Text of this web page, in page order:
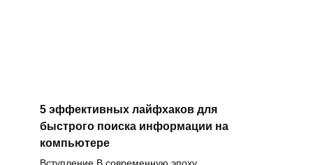
5 эффективных лайфхаков для
быстрого поиска информации на
компьютере